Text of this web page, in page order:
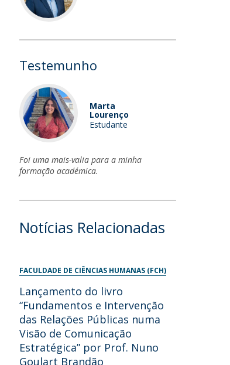
Testemunho
Marta
Lourenço
Estudante
Foi uma mais-valia para a minha
formação académica.
Notícias Relacionadas
FACULDADE DE CIÊNCIAS HUMANAS (FCH)
Lançamento do livro
“Fundamentos e Intervenção
das Relações Públicas numa
Visão de Comunicação
Estratégica” por Prof. Nuno
Goulart Brandão